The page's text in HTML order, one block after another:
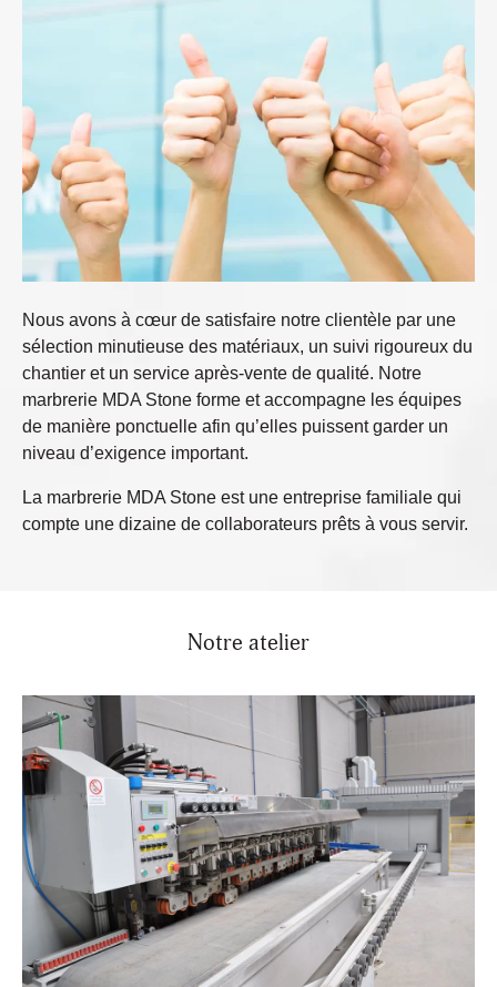
Nous avons à cœur de satisfaire notre clientèle par une
sélection minutieuse des matériaux, un suivi rigoureux du
chantier et un service après-vente de qualité. Notre
marbrerie MDA Stone forme et accompagne les équipes
de manière ponctuelle afin qu’elles puissent garder un
niveau d’exigence important.
La marbrerie MDA Stone est une entreprise familiale qui
compte une dizaine de collaborateurs prêts à vous servir.
Notre atelier